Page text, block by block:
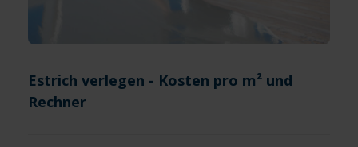
Estrich verlegen - Kosten pro m² und
Rechner